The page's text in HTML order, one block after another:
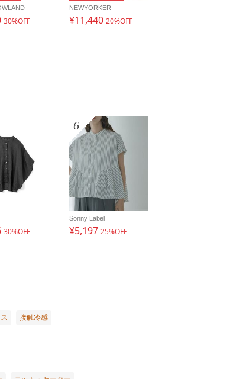
30%OFF
NEWYORKER
¥11,440 20%OFF
30%OFF
6
Sonny Label
¥5,197 25%OFF
接触冷感